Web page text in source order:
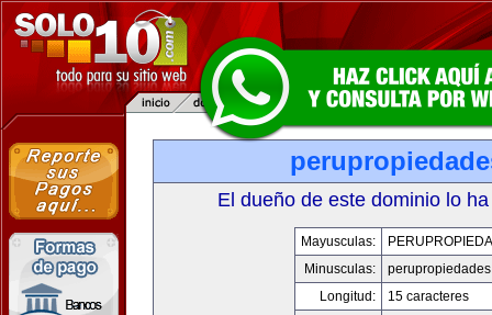
El dueño de este dominio lo
Mayusculas:
Minusculas:
Longitud:
15 caracteres